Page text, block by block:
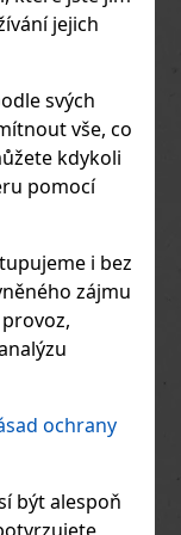
jejich
svých
vše, co
kdykoli
pomocí
i bez
zájmu
ochrany
být alespoň
100
ml:
této